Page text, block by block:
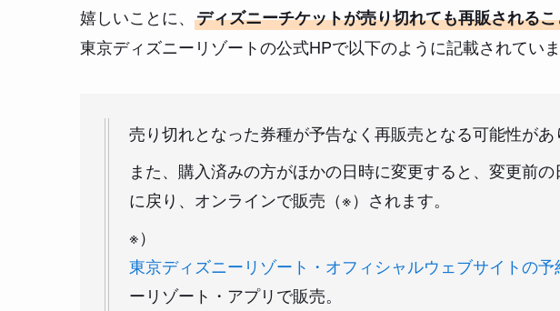
嬉しいことに、 ディズニーチケットが売り切れても再販される
東京ディズニーリゾートの公式HPで以下のように記載されていま
売り切れとなった券種が予告なく再販売となる可能性があ
また、購入済みの方がほかの日時に変更すると、変更前
に戻り、オンラインで販売（※）されます。
※）
東京ディズニーリゾート・オフィシャルウェブサイトの
ーリゾート・アプリで販売。